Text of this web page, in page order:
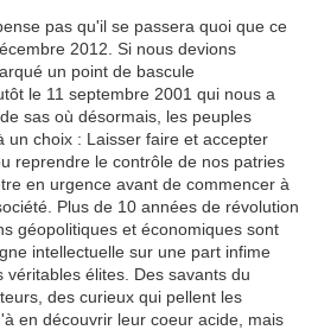
pas qu'il se passera quoi que ce
2012. Si nous devions
un point de bascule
le 11 septembre 2001 qui nous a
sas où désormais, les peuples
un choix : Laisser faire et accepter
reprendre le contrôle de nos patries
en urgence avant de commencer à
Plus de 10 années de révolution
géopolitiques et économiques sont
intellectuelle sur une part infime
élites. Des savants du
des curieux qui pellent les
en découvrir leur coeur acide, mais